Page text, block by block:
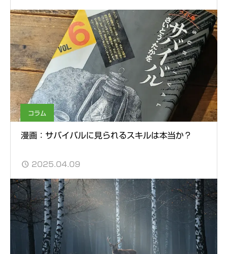
コラム
漫画：サバイバルに見られるスキルは本当か？
2025.04.09